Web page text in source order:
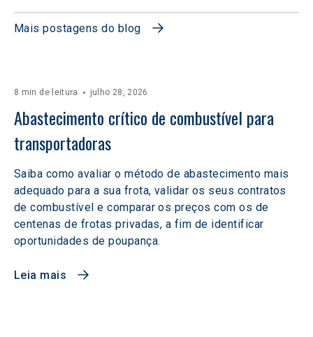
Mais postagens do blog
8 min de leitura julho 28, 2026
Abastecimento crítico de combustível para
transportadoras
Saiba como avaliar o método de abastecimento mais
adequado para a sua frota, validar os seus contratos
de combustível e comparar os preços com os de
centenas de frotas privadas, a fim de identificar
oportunidades de poupança.
Leia mais